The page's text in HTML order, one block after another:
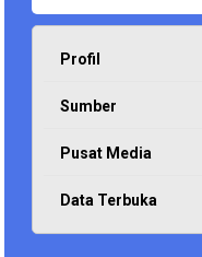
Profil
Sumber
Pusat Media
Data Terbuka